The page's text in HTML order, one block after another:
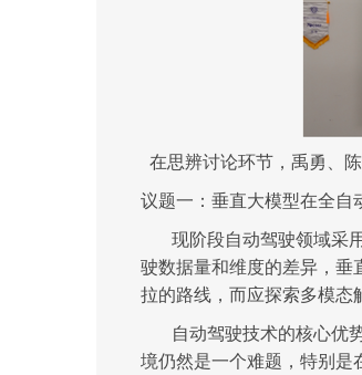
在思辨讨论环节，禹勇、
议题一： 垂直大模型在全自
现阶段自动驾驶领域采
驶数据量和维度的差异，垂
拉的路线，而应探索多模态
自动驾驶技术的核心优
境仍然是一个难题，特别是